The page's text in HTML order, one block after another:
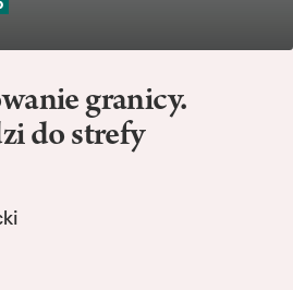
granicy.
do strefy